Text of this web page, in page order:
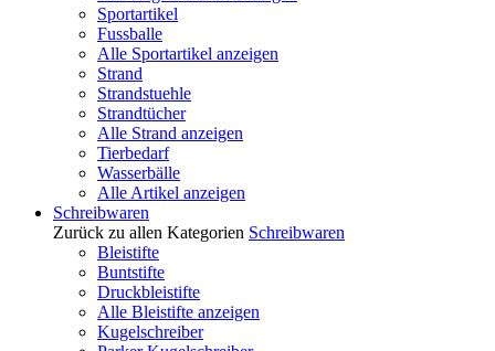
Sportartikel
Fussballe
Alle Sportartikel anzeigen
Strand
Strandstuehle
Strandtücher
Alle Strand anzeigen
Tierbedarf
Wasserbälle
Alle Artikel anzeigen
Schreibwaren
Zurück zu allen Kategorien Schreibwaren
Bleistifte
Buntstifte
Druckbleistifte
Alle Bleistifte anzeigen
Kugelschreiber